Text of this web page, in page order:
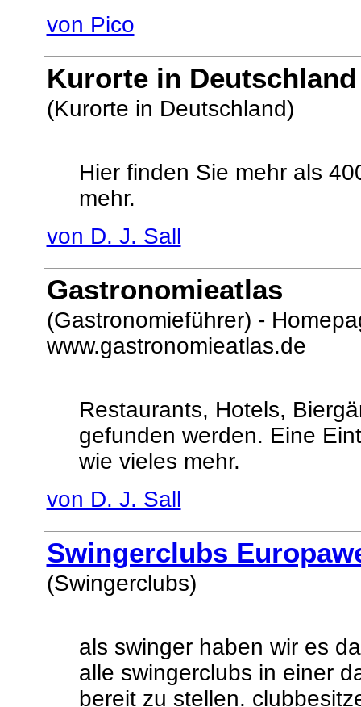
von Pico
Kurorte in Deutschland
(Kurorte in Deutschland)
Hier finden Sie mehr als
mehr.
von D. J. Sall
Gastronomieatlas
(Gastronomieführer) -
www.gastronomieatlas.de
Restaurants, Hotels,
gefunden werden. Eine
wie vieles mehr.
von D. J. Sall
Swingerclubs
(Swingerclubs)
als swinger haben wir es
alle swingerclubs in einer
bereit zu stellen.